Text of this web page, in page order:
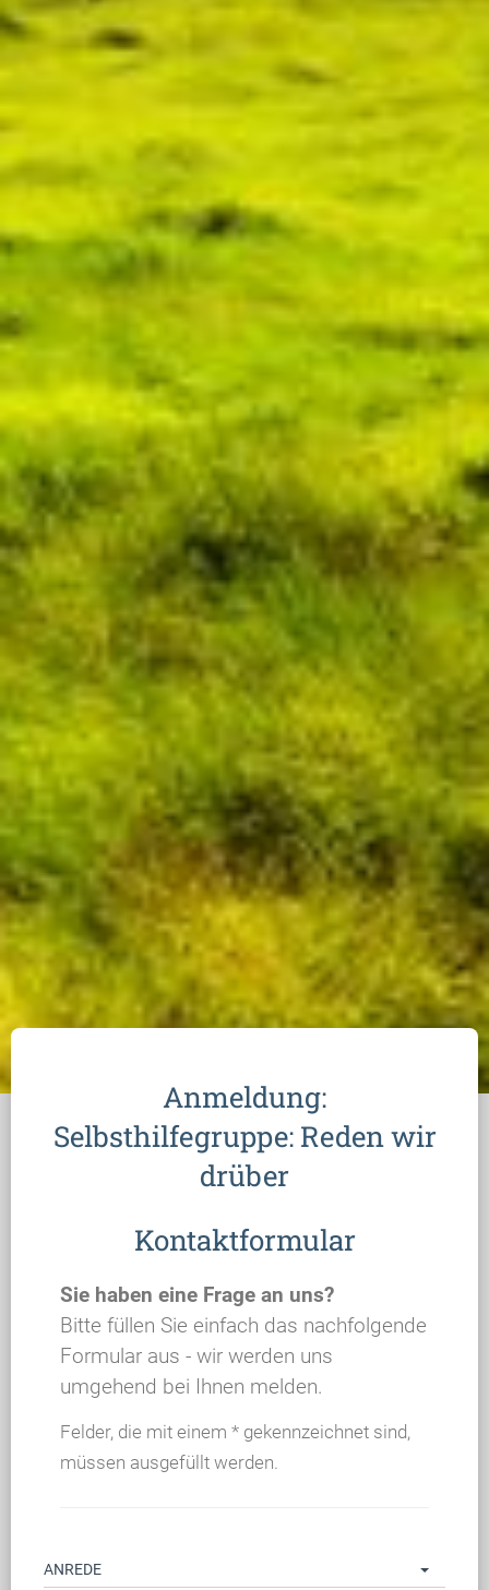
Anmeldung:
Selbsthilfegruppe: Reden wir
drüber
Kontaktformular
Sie haben eine Frage an uns?
Bitte füllen Sie einfach das nachfolgende
Formular aus - wir werden uns
umgehend bei Ihnen melden.
Felder, die mit einem * gekennzeichnet sind,
müssen ausgefüllt werden.
ANREDE